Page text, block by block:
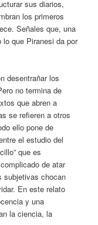
sus diarios,
los primeros
Señales que, una
que Piranesi da por
desentrañar los
no termina de
que abren a
se refieren a otros
ello pone de
el estudio del
que es
de atar
subjetivas chocan
En este relato
y una
la ciencia, la